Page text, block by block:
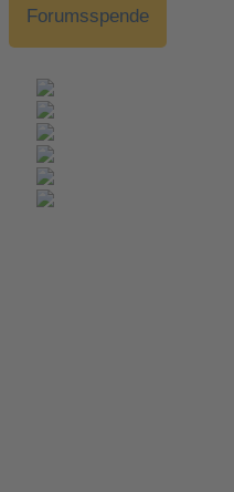
Forumsspende